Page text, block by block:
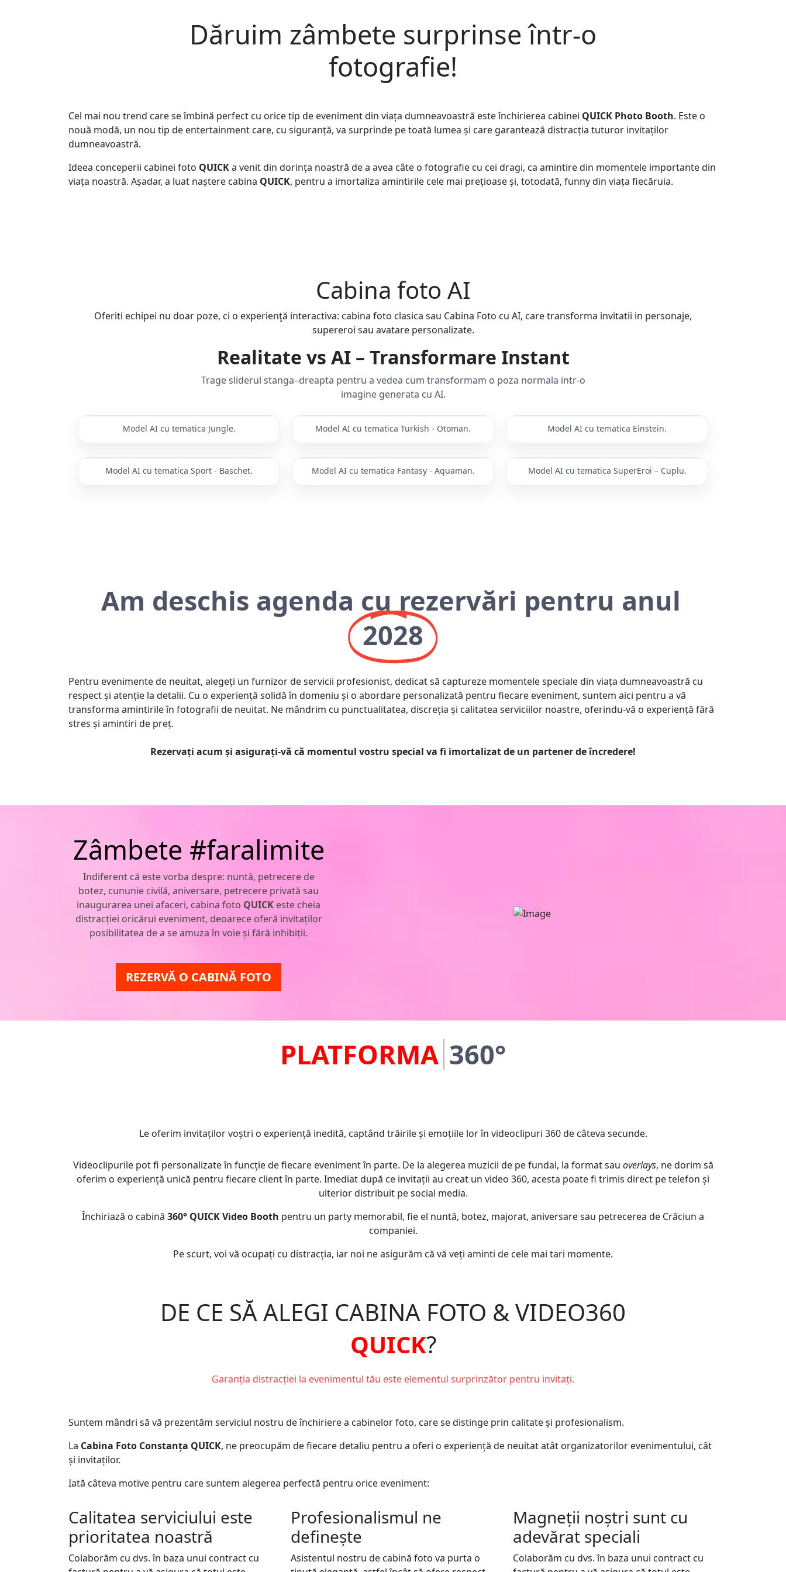
Dăruim zâmbete surprinse într-o
fotografie!
Cel mai nou trend care se îmbină perfect cu orice tip de eveniment din viața dumneavoastră este închirierea cabinei QUICK Photo Booth. Este o
nouă modă, un nou tip de entertainment care, cu siguranță, va surprinde pe toată lumea și care garantează distracția tuturor invitaților
dumneavoastră.
Ideea conceperii cabinei foto QUICKa venit din dorința noastră de a avea câte o fotografie cu cei dragi, ca amintire din momentele importante din
viața noastră. Așadar, a luat naștere cabina QUICK, pentru a imortaliza amintirile cele mai prețioase și, totodată, funny din viața fiecăruia.
Cabina foto AI
Oferiti echipei nu doar poze, ci o experienţă interactiva: cabina foto clasica sau Cabina Foto cu AI, care transforma invitatii in personaje,
supereroi sau avatare personalizate.
Realitate vs AI – Transformare Instant
Trage sliderul stanga–dreapta pentru a vedea cum transformam o poza normala intr-o
imagine generata cu AI.
Model AI cu tematica Jungle. Inainte Dupa AI
Model AI cu tematica Turkish - Otoman. Model AI cu tematica Einstein.
Inainte Dupa AI
Model AI cu tematica Sport - Baschet. Inainte Dupa AI
Model AI cu tematica Fantasy - Aquaman. Inainte Dupa AI
Model AI cu tematica SuperEroi – Cuplu.
Am deschis agenda cu rezervări pentru anul
2028
Pentru evenimente de neuitat, alegeți un furnizor de servicii profesionist, dedicat să captureze momentele speciale din viața dumneavoastră cu
respect și atenție la detalii. Cu o experiență solidă în domeniu și o abordare personalizată pentru fiecare eveniment, suntem aici pentru a vă
transforma amintirile în fotografii de neuitat. Ne mândrim cu punctualitatea, discreția și calitatea serviciilor noastre, oferindu-vă o experiență fără
stres și amintiri de preț.
Rezervați acum și asigurați-vă că momentul vostru special va fi imortalizat de un partener de încredere!
Zâmbete #faralimite
Indiferent că este vorba despre: nuntă, petrecere de
botez, cununie civilă, aniversare, petrecere privată sau
inaugurarea unei afaceri, cabina foto QUICK este cheia
distracției oricărui eveniment, deoarece oferă invitaților
posibilitatea de a se amuza în voie și fără inhibiții.
REZERVĂ O CABINĂ FOTO
SELFIE360°
Le oferim invitaților voștri o experiență inedită, captând trăirile și emoțiile lor în videoclipuri 360 de câteva secunde.
Videoclipurile pot fi personalizate în funcție de fiecare eveniment în parte. De la alegerea muzicii de pe fundal, la format sau overlays, ne dorim să
oferim o experiență unică pentru fiecare client în parte. Imediat după ce invitații au creat un video 360, acesta poate fi trimis direct pe telefon și
ulterior distribuit pe social media.
Închiriază o cabină 360° QUICK Video Booth pentru un party memorabil, fie el nuntă, botez, majorat, aniversare sau petrecerea de Crăciun a
companiei.
Pe scurt, voi vă ocupați cu distracția, iar noi ne asigurăm că vă veți aminti de cele mai tari momente.
DE CE SĂ ALEGI CABINA FOTO & VIDEO360
QUICK?
Garanția distracției la evenimentul tău este elementul surprinzător pentru invitați.
Suntem mândri să vă prezentăm serviciul nostru de închiriere a cabinelor foto, care se distinge prin calitate și profesionalism.
La Cabina Foto Constanța QUICK, ne preocupăm de fiecare detaliu pentru a oferi o experiență de neuitat atât organizatorilor evenimentului, cât
și invitaților.
Iată câteva motive pentru care suntem alegerea perfectă pentru orice eveniment:
Calitatea serviciului este
prioritatea noastră
Colaborăm cu dvs. în baza unui contract cu
Profesionalismul ne
definește
Asistentul nostru de cabină foto va purta o
Magneții noștri sunt cu
adevărat speciali
Colaborăm cu dvs. în baza unui contract cu